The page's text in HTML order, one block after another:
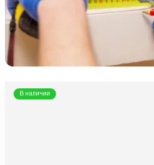
В наличии